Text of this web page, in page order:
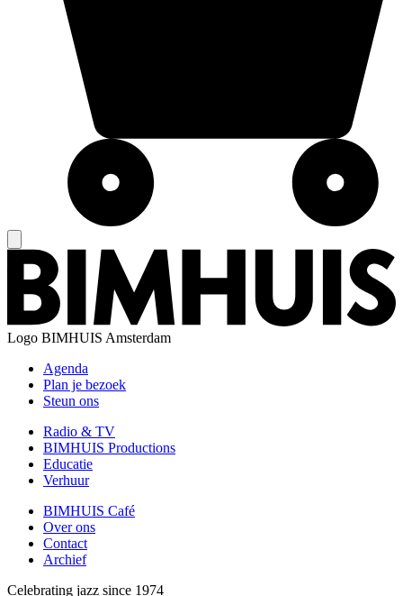
Logo BIMHUIS Amsterdam
Agenda
Plan je bezoek
Steun ons
Radio & TV
BIMHUIS Productions
Educatie
Verhuur
BIMHUIS Café
Over ons
Contact
Archief
Celebrating jazz since 1974